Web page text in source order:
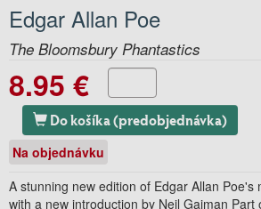
Edgar Allan Poe
The Bloomsbury Phantastics
8.95 €
Do košíka (predobjednávka)
Na objednávku
A stunning new edition of Edgar Allan Poe's
with a new introduction by Neil Gaiman Part